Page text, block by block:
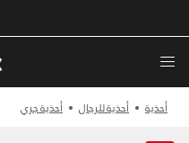
أحذية أحذية للرجال أحذية جري